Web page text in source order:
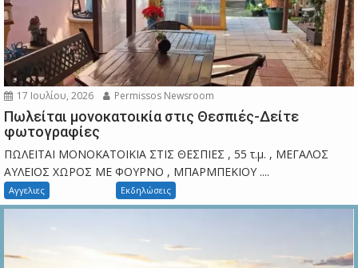
17 Ιουλίου, 2026 Permissos Newsroom
Πωλείται μονοκατοικία στις Θεσπιές-Δείτε
φωτογραφίες
ΠΩΛΕΙΤΑΙ ΜΟΝΟΚΑΤΟΙΚΙΑ ΣΤΙΣ ΘΕΣΠΙΕΣ , 55 τ.μ. , ΜΕΓΑΛΟΣ
ΑΥΛΕΙΟΣ ΧΩΡΟΣ ΜΕ ΦΟΥΡΝΟ , ΜΠΑΡΜΠΕΚΙΟΥ ....
Αγγελιες Εκδηλώσεις